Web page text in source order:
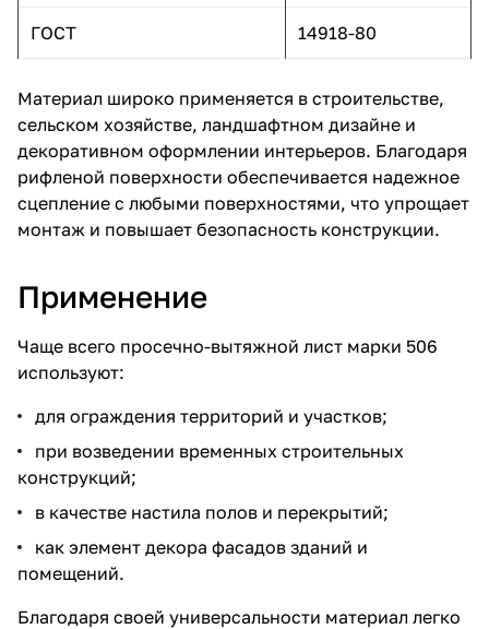
ГОСТ 14918-80
Материал широко применяется в строительстве,
сельском хозяйстве, ландшафтном дизайне и
декоративном оформлении интерьеров. Благодаря
рифленой поверхности обеспечивается надежное
сцепление с любыми поверхностями, что упрощает
монтаж и повышает безопасность конструкции.
Применение
Чаще всего просечно-вытяжной лист марки 506
используют:
для ограждения территорий и участков;
при возведении временных строительных
конструкций;
в качестве настила полов и перекрытий;
как элемент декора фасадов зданий и
помещений.
Благодаря своей универсальности материал легко